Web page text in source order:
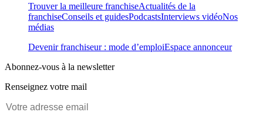
Trouver la meilleure franchiseActualités de la
franchiseConseils et guidesPodcastsInterviews vidéoNos
médias
Devenir franchiseur : mode d’emploiEspace annonceur
Abonnez-vous à la newsletter
Renseignez votre mail